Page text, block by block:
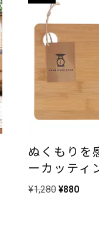
ぬくもりを
ーカッティ
¥1,280 ¥880